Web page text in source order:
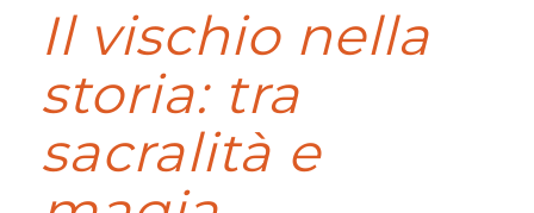
Il vischio nella
storia: tra
sacralità e